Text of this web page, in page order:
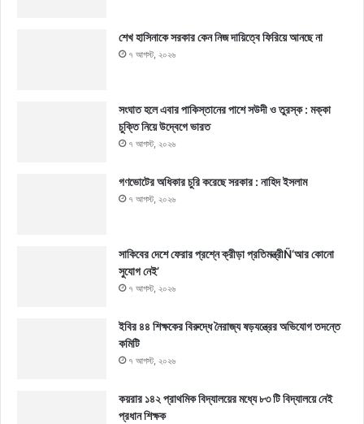
শেখ হাসিনাকে সরকার কেন নিজ দায়িত্বে ফিরিয়ে আনছে না
৭ আগস্ট, ২০২৬
সংঘাত হলে এবার পাকিস্তানের পাশে সউদী ও তুরস্ক : মক্কা
চুক্তি নিয়ে উদ্বেগে ভারত
৭ আগস্ট, ২০২৬
গণভোটের অধিকার চুরি করেছে সরকার : নাহিদ ইসলাম
৭ আগস্ট, ২০২৬
সাকিবের দেশে ফেরার প্রশ্নে ক্রীড়া প্রতিমন্ত্রীÑ‘আর কোনো
সুযোগ নেই’
৭ আগস্ট, ২০২৬
ইবির ৪৪ শিক্ষকের বিরুদ্ধে নৈরাজ্য ষড়যন্ত্রের অভিযোগ তদন্তে
কমিটি
৭ আগস্ট, ২০২৬
কয়রার ১৪২ প্রাথমিক বিদ্যালয়ের মধ্যে ৮৩ টি বিদ্যালয়ে নেই
প্রধান শিক্ষক